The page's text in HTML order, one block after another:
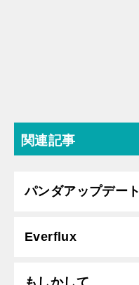
関連記事
パンダアップデート
Everflux
もしかして